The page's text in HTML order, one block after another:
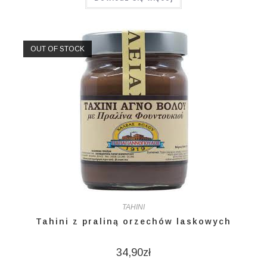
OUT OF STOCK
TAHINI
Tahini z praliną orzechów laskowych
34,90zł